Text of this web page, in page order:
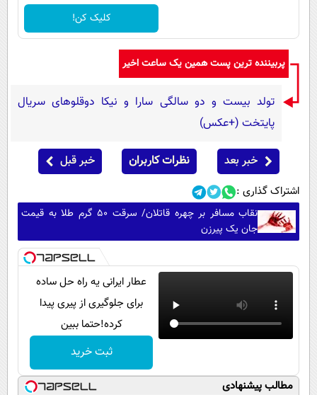
کلیک کن!
پربیننده ترین پست همین یک ساعت اخیر
تولد بیست و دو سالگی سارا و نیکا دوقلوهای سریال
پایتخت (+عکس)
خبر بعد نظرات کاربران خبر قبل
اشتراک گذاری :
نقاب مسافر بر چهره قاتلان/ سرقت ۵۰ گرم طلا به قیمت
جان یک پیرزن
عطار ایرانی یه راه حل ساده
برای جلوگیری از پیری پیدا
کرده!حتما ببین
ثبت خرید
مطالب پیشنهادی